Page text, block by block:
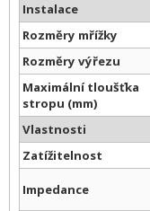
Instalace
Rozměry mřížky
Rozměry výřezu
Maximální tloušťka
stropu (mm)
Vlastnosti
Zatížitelnost
Impedance